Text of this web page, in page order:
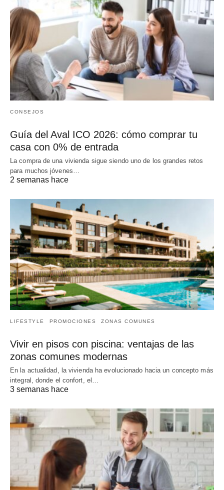
CONSEJOS
Guía del Aval ICO 2026: cómo comprar tu
casa con 0% de entrada
La compra de una vivienda sigue siendo uno de los grandes retos
para muchos jóvenes…
2 semanas hace
LIFESTYLE PROMOCIONES ZONAS COMUNES
Vivir en pisos con piscina: ventajas de las
zonas comunes modernas
En la actualidad, la vivienda ha evolucionado hacia un concepto más
integral, donde el confort, el…
3 semanas hace